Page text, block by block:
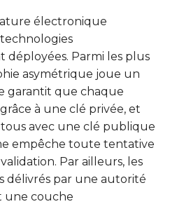
électronique
déployées. Parmi les plus
asymétrique joue un
garantit que chaque
à une clé privée, et
avec une clé publique
empêche toute tentative
Par ailleurs, les
délivrés par une autorité
une couche